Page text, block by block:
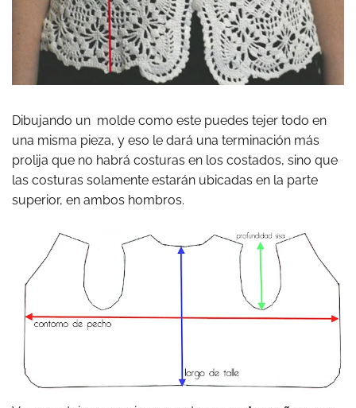
Dibujando un molde como este puedes tejer todo en
una misma pieza, y eso le dará una terminación más
prolija que no habrá costuras en los costados, sino que
las costuras solamente estarán ubicadas en la parte
superior, en ambos hombros.